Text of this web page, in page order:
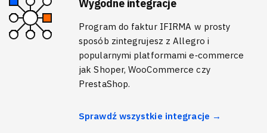
Wygodne integracje
Program do faktur IFIRMA w prosty
sposób zintegrujesz z Allegro i
popularnymi platformami e‑commerce
jak Shoper, WooCommerce czy
PrestaShop.
Sprawdź wszystkie integracje →